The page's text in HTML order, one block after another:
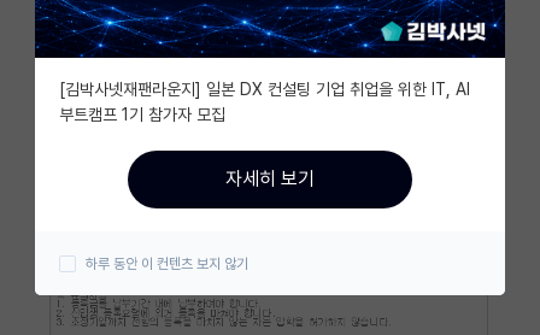
IF 명예의전당
자유 게시판(아무개랩)
미국 유학 게시판
미국 대학원 합격 후기 게시판
대학원생 모집 게시판
연구실(PI) 홍보 게시판
[김박사넷재팬라운지] 일본 DX 컨설팅 기업 취업을 위한 IT, AI
부트캠프 1기 참가자 모집
자세히 보기
하루 동안 이 컨텐츠 보지 않기